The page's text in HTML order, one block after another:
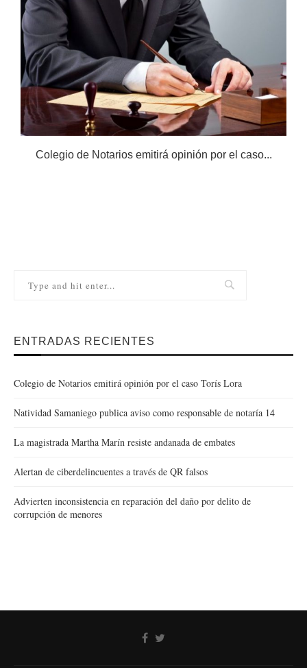
Colegio de Notarios emitirá opinión por el caso...
ENTRADAS RECIENTES
Colegio de Notarios emitirá opinión por el caso Torís Lora
Natividad Samaniego publica aviso como responsable de notaría 14
La magistrada Martha Marín resiste andanada de embates
Alertan de ciberdelincuentes a través de QR falsos
Advierten inconsistencia en reparación del daño por delito de
corrupción de menores